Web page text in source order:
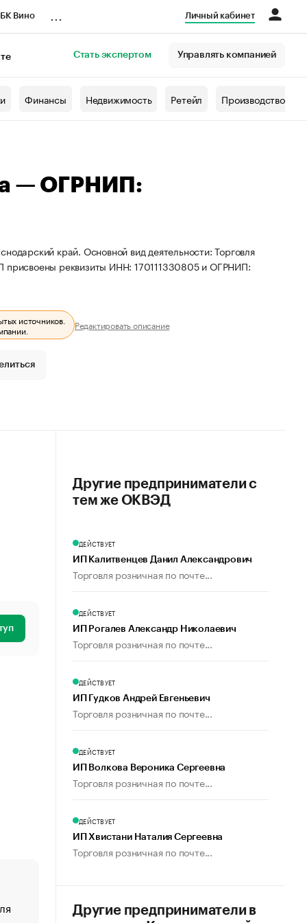
Вино Личный кабинет
Стать экспертом Управлять компанией
Финансы Недвижимость Ретейл Производство
— ОГРНИП:
край. Основной вид деятельности: Торговля
присвоены реквизиты ИНН: 170111330805 и ОГРНИП:
источников.
Редактировать описание
«От спорта тело стареет иначе». Как живет глава
Другие предприниматели с
тем же ОКВЭД
ДЕЙСТВУЕТ
ИП Калитвенцев Данил Александрович
Торговля розничная по почте...
ДЕЙСТВУЕТ
ИП Рогалев Александр Николаевич
Торговля розничная по почте...
ДЕЙСТВУЕТ
ИП Гудков Андрей Евгеньевич
Торговля розничная по почте...
ДЕЙСТВУЕТ
ИП Волкова Вероника Сергеевна
Торговля розничная по почте...
ДЕЙСТВУЕТ
ИП Хвистани Наталия Сергеевна
Торговля розничная по почте...
Другие предприниматели в